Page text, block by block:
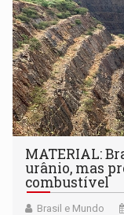
MATERIAL:
urânio, mas
combustível
Brasil e Mundo